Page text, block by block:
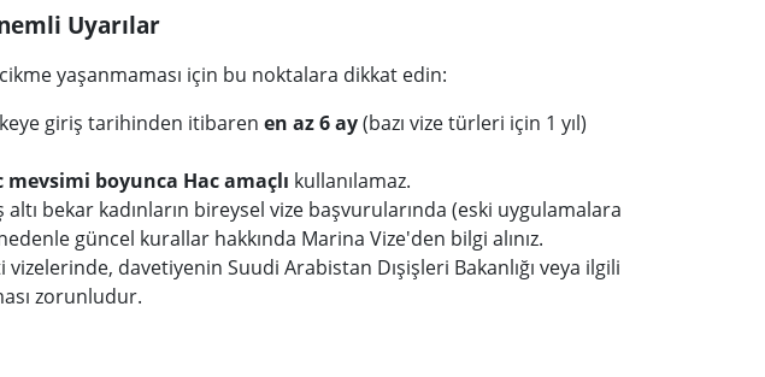
Uyarılar
yaşanmaması için bu noktalara dikkat edin:
giriş tarihinden itibaren en az 6 ay(bazı vize türleri için 1 yıl)
mevsimi boyunca Hac amaçlı kullanılamaz.
altı bekar kadınların bireysel vize başvurularında (eski uygulamalara
güncel kurallar hakkında Marina Vize'den bilgi alınız.
vizelerinde, davetiyenin Suudi Arabistan Dışişleri Bakanlığı veya ilgili
zorunludur.